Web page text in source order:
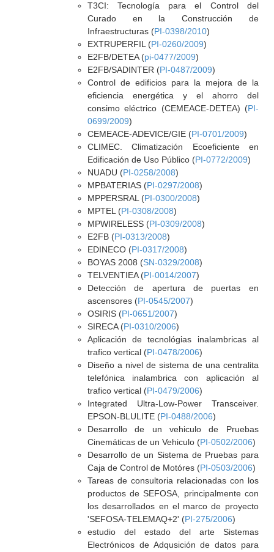
T3CI: Tecnología para el Control del
Curado en la Construcción de
Infraestructuras (PI-0398/2010)
EXTRUPERFIL (PI-0260/2009)
E2FB/DETEA (pi-0477/2009)
E2FB/SADINTER (PI-0487/2009)
Control de edificios para la mejora de la
eficiencia energética y el ahorro del
consimo eléctrico (CEMEACE-DETEA) (PI-
0699/2009)
CEMEACE-ADEVICE/GIE (PI-0701/2009)
CLIMEC. Climatización Ecoeficiente en
Edificación de Uso Público (PI-0772/2009)
NUADU (PI-0258/2008)
MPBATERIAS (PI-0297/2008)
MPPERSRAL (PI-0300/2008)
MPTEL (PI-0308/2008)
MPWIRELESS (PI-0309/2008)
E2FB (PI-0313/2008)
EDINECO (PI-0317/2008)
BOYAS 2008 (SN-0329/2008)
TELVENTIEA (PI-0014/2007)
Detección de apertura de puertas en
ascensores (PI-0545/2007)
OSIRIS (PI-0651/2007)
SIRECA (PI-0310/2006)
Aplicación de tecnológias inalambricas al
trafico vertical (PI-0478/2006)
Diseño a nivel de sistema de una centralita
telefónica inalambrica con aplicación al
trafico vertical (PI-0479/2006)
Integrated Ultra-Low-Power Transceiver.
EPSON-BLULITE (PI-0488/2006)
Desarrollo de un vehiculo de Pruebas
Cinemáticas de un Vehiculo (PI-0502/2006)
Desarrollo de un Sistema de Pruebas para
Caja de Control de Motóres (PI-0503/2006)
Tareas de consultoria relacionadas con los
productos de SEFOSA, principalmente con
los desarrollados en el marco de proyecto
'SEFOSA-TELEMAQ+2' (PI-275/2006)
estudio del estado del arte Sistemas
Electrónicos de Adqusición de datos para